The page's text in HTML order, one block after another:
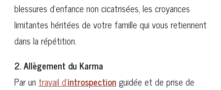
blessures d’enfance non cicatrisées, les croyances
limitantes héritées de votre famille qui vous retiennent
dans la répétition.
2. Allègement du Karma
Par un travail d’introspection guidée et de prise de